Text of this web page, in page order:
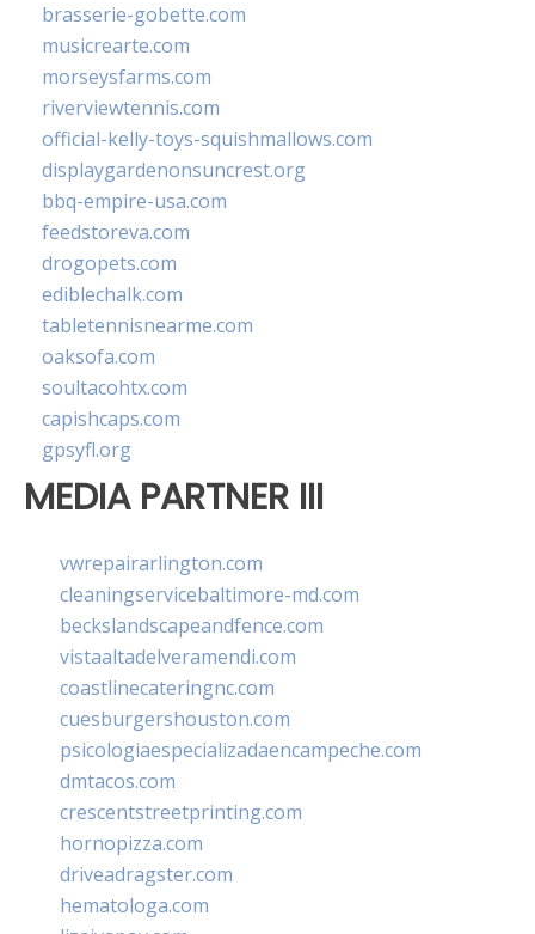
brasserie-gobette.com
musicrearte.com
morseysfarms.com
riverviewtennis.com
official-kelly-toys-squishmallows.com
displaygardenonsuncrest.org
bbq-empire-usa.com
feedstoreva.com
drogopets.com
ediblechalk.com
tabletennisnearme.com
oaksofa.com
soultacohtx.com
capishcaps.com
gpsyfl.org
MEDIA PARTNER III
vwrepairarlington.com
cleaningservicebaltimore-md.com
beckslandscapeandfence.com
vistaaltadelveramendi.com
coastlinecateringnc.com
cuesburgershouston.com
psicologiaespecializadaencampeche.com
dmtacos.com
crescentstreetprinting.com
hornopizza.com
driveadragster.com
hematologa.com